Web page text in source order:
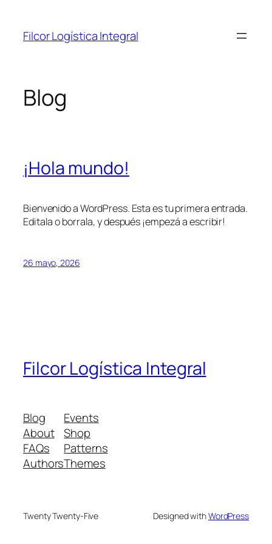
contenido
Filcor Logística Integral
Blog
¡Hola mundo!
Bienvenido a WordPress. Esta es tu primera entrada.
Editala o borrala, y después ¡empezá a escribir!
26 mayo, 2026
Filcor Logística Integral
Blog
About
FAQs
Authors
Events
Shop
Patterns
Themes
Twenty Twenty-Five Designed withWordPress